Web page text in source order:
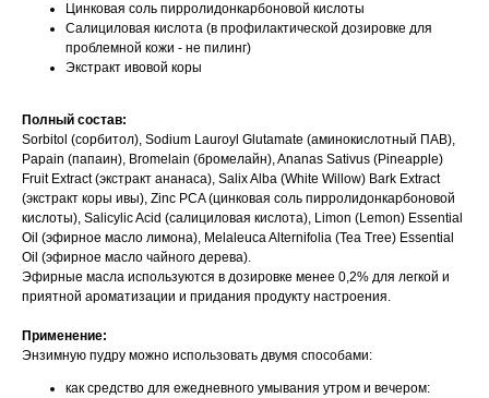
Цинковая соль пирролидонкарбоновой кислоты
Салициловая кислота (в профилактической дозировке для
проблемной кожи - не пилинг)
Экстракт ивовой коры
Полный состав:
Sorbitol (сорбитол), Sodium Lauroyl Glutamate (аминокислотный ПАВ),
Papain (папаин), Bromelain (бромелайн), Ananas Sativus (Pineapple)
Fruit Extract (экстракт ананаса), Salix Alba (White Willow) Bark Extract
(экстракт коры ивы), Zinc PCA (цинковая соль пирролидонкарбоновой
кислоты), Salicylic Acid (салициловая кислота), Limon (Lemon) Essential
Oil (эфирное масло лимона), Melaleuca Alternifolia (Tea Tree) Essential
Oil (эфирное масло чайного дерева).
Эфирные масла используются в дозировке менее 0,2% для легкой и
приятной ароматизации и придания продукту настроения.
Применение:
Энзимную пудру можно использовать двумя способами:
как средство для ежедневного умывания утром и вечером: